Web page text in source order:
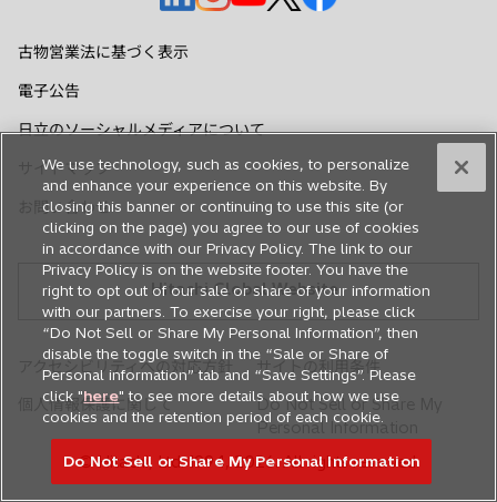
開
く
し
で
く
で
く
し
く
し
く
く
古物営業法に基づく表示
電子公告
日立のソーシャルメディアについて
サイトマップ
お問い合わせ
Hitachi Global Website
© Hitachi, Ltd. 1994,2026. All rights reserved.
アクセシビリティへの対応方針
サイトの利用条件
個人情報保護に関して
Do Not Sell or Share My
Personal Information
We use technology, such as cookies, to personalize
and enhance your experience on this website. By
closing this banner or continuing to use this site (or
clicking on the page) you agree to our use of cookies
in accordance with our Privacy Policy. The link to our
Privacy Policy is on the website footer. You have the
right to opt out of our sale or share of your information
with our partners. To exercise your right, please click
“Do Not Sell or Share My Personal Information”, then
disable the toggle switch in the “Sale or Share of
Personal information” tab and “Save Settings”. Please
click "here" to see more details about how we use
cookies and the retention period of each cookie.
Do Not Sell or Share My Personal Information